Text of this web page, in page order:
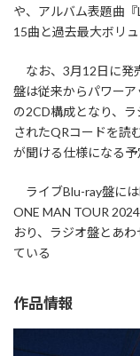
や、アルバム表題曲
15曲と過去最大ボリュ
なお、3月12日に発
盤は従来からパワー
の2CD構成となり、
されたQRコードを読
が聞ける仕様になる予
ライブBlu-ray盤に
ONE MAN TOUR
おり、ラジオ盤とあ
ている
作品情報